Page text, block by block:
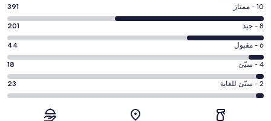
درجة
التصنيف
10
-
ممتاز.
391
من
أصل
10 - ممتاز 391
درجة
التصنيف
8
-
جيد.
201
8 - جيد 201
درجة
التصنيف
6
-
مقبول.
6 - مقبول 44
درجة
التصنيف
4
4 - سيّئ 18
درجة
التصنيف
2 - سيّئ للغاية 23